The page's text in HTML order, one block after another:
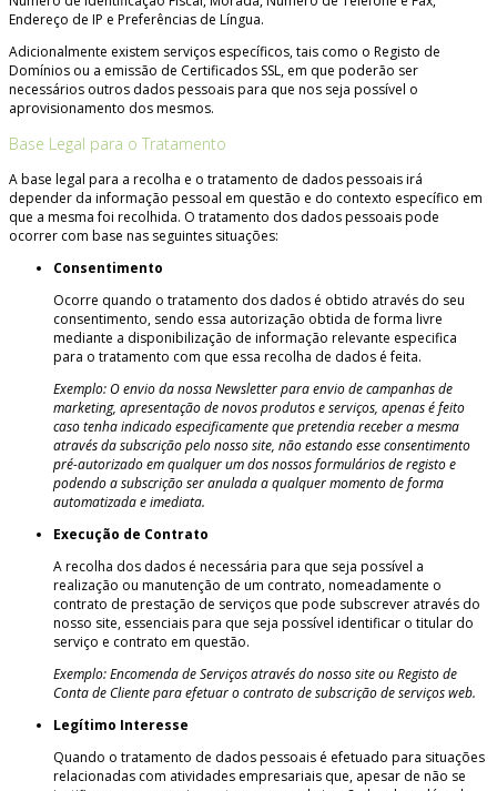
Endereço de IP e Preferências de Língua.
Adicionalmente existem serviços específicos, tais como o Registo de
Domínios ou a emissão de Certificados SSL, em que poderão ser
necessários outros dados pessoais para que nos seja possível o
aprovisionamento dos mesmos.
Base Legal para o Tratamento
A base legal para a recolha e o tratamento de dados pessoais irá
depender da informação pessoal em questão e do contexto específico em
que a mesma foi recolhida. O tratamento dos dados pessoais pode
ocorrer com base nas seguintes situações:
Consentimento
Ocorre quando o tratamento dos dados é obtido através do seu
consentimento, sendo essa autorização obtida de forma livre
mediante a disponibilização de informação relevante especifica
para o tratamento com que essa recolha de dados é feita.
Exemplo: O envio da nossa Newsletter para envio de campanhas de
marketing, apresentação de novos produtos e serviços, apenas é feito
caso tenha indicado especificamente que pretendia receber a mesma
através da subscrição pelo nosso site, não estando esse consentimento
pré-autorizado em qualquer um dos nossos formulários de registo e
podendo a subscrição ser anulada a qualquer momento de forma
automatizada e imediata.
Execução de Contrato
A recolha dos dados é necessária para que seja possível a
realização ou manutenção de um contrato, nomeadamente o
contrato de prestação de serviços que pode subscrever através do
nosso site, essenciais para que seja possível identificar o titular do
serviço e contrato em questão.
Exemplo: Encomenda de Serviços através do nosso site ou Registo de
Conta de Cliente para efetuar o contrato de subscrição de serviços web.
Legítimo Interesse
Quando o tratamento de dados pessoais é efetuado para situações
relacionadas com atividades empresariais que, apesar de não se